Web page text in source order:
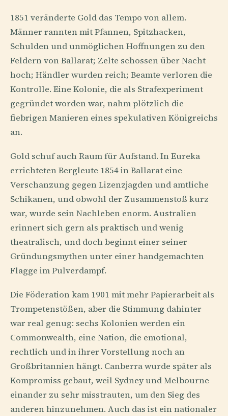
1851 veränderte Gold das Tempo von allem.
Männer rannten mit Pfannen, Spitzhacken,
Schulden und unmöglichen Hoffnungen zu den
Feldern von Ballarat; Zelte schossen über Nacht
hoch; Händler wurden reich; Beamte verloren die
Kontrolle. Eine Kolonie, die als Strafexperiment
gegründet worden war, nahm plötzlich die
fiebrigen Manieren eines spekulativen Königreichs
an.
Gold schuf auch Raum für Aufstand. In Eureka
errichteten Bergleute 1854 in Ballarat eine
Verschanzung gegen Lizenzjagden und amtliche
Schikanen, und obwohl der Zusammenstoß kurz
war, wurde sein Nachleben enorm. Australien
erinnert sich gern als praktisch und wenig
theatralisch, und doch beginnt einer seiner
Gründungsmythen unter einer handgemachten
Flagge im Pulverdampf.
Die Föderation kam 1901 mit mehr Papierarbeit als
Trompetenstößen, aber die Stimmung dahinter
war real genug: sechs Kolonien werden ein
Commonwealth, eine Nation, die emotional,
rechtlich und in ihrer Vorstellung noch an
Großbritannien hängt. Canberra wurde später als
Kompromiss gebaut, weil Sydney und Melbourne
einander zu sehr misstrauten, um den Sieg des
anderen hinzunehmen. Auch das ist ein nationaler